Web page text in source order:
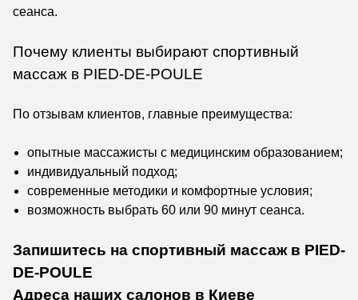
сеанса.
Почему клиенты выбирают спортивный
массаж в PIED-DE-POULE
По отзывам клиентов, главные преимущества:
опытные массажисты с медицинским образованием;
индивидуальный подход;
современные методики и комфортные условия;
возможность выбрать 60 или 90 минут сеанса.
Запишитесь на спортивный массаж в PIED-
DE-POULE
Адреса наших салонов в Киеве